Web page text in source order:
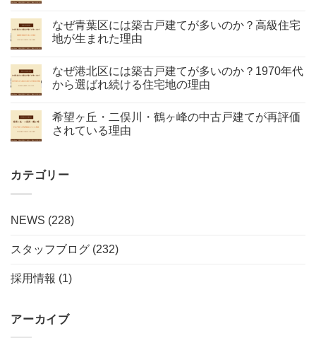
なぜ青葉区には築古戸建てが多いのか？高級住宅
地が生まれた理由
なぜ港北区には築古戸建てが多いのか？1970年代
から選ばれ続ける住宅地の理由
希望ヶ丘・二俣川・鶴ヶ峰の中古戸建てが再評価
されている理由
カテゴリー
NEWS (228)
スタッフブログ (232)
採用情報 (1)
アーカイブ